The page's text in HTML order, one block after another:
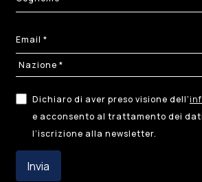
Dichiaro di aver preso visione dell’
e acconsento al trattamento dei
l’iscrizione alla newsletter.
Invia